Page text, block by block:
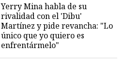
Yerry Mina habla de su
rivalidad con el 'Dibu'
Martínez y pide revancha: "Lo
único que yo quiero es
enfrentármelo"